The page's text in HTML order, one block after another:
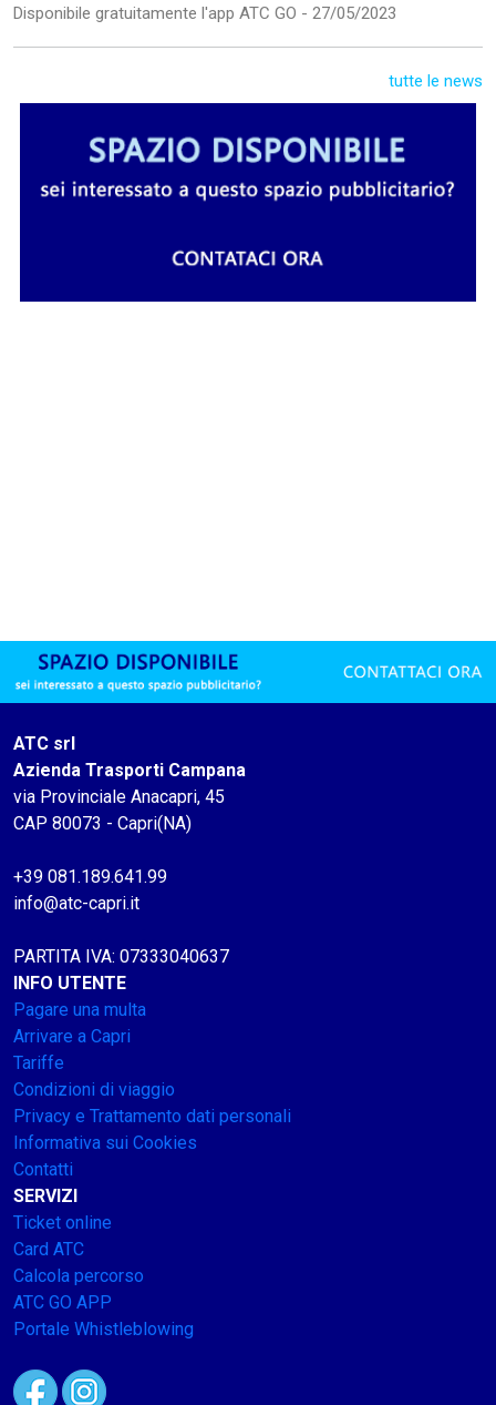
Disponibile gratuitamente l'app ATC GO - 27/05/2023
tutte le news
ATC srl
Azienda Trasporti Campana
via Provinciale Anacapri, 45
CAP 80073 - Capri(NA)
+39 081.189.641.99
info@atc-capri.it
PARTITA IVA: 07333040637
INFO UTENTE
Pagare una multa
Arrivare a Capri
Tariffe
Condizioni di viaggio
Privacy e Trattamento dati personali
Informativa sui Cookies
Contatti
SERVIZI
Ticket online
Card ATC
Calcola percorso
ATC GO APP
Portale Whistleblowing